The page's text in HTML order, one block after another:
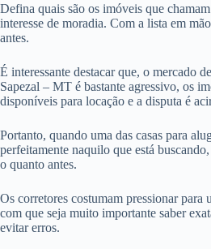
Defina quais são os imóveis que
interesse de moradia. Com a lista em
antes.
É interessante destacar que, o mercado
Sapezal – MT é bastante agressivo, os
disponíveis para locação e a disputa é
Portanto, quando uma das casas para
perfeitamente naquilo que está
o quanto antes.
Os corretores costumam pressionar para
com que seja muito importante saber
evitar erros.